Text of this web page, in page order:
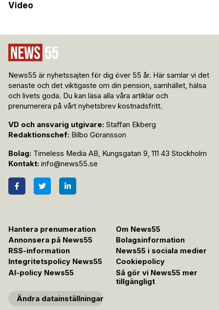
Video
News55 är nyhetssajten för dig över 55 år. Här samlar vi det
senaste och det viktigaste om din pension, samhället, hälsa
och livets goda. Du kan läsa alla våra artiklar och
prenumerera på vårt nyhetsbrev kostnadsfritt.
VD och ansvarig utgivare: Staffan Ekberg
Redaktionschef: Bilbo Göransson
Bolag: Timeless Media AB, Kungsgatan 9, 111 43 Stockholm
Kontakt: info@news55.se
Hantera prenumeration
Om News55
Annonsera på News55
Bolagsinformation
RSS-information
News55 i sociala medier
Integritetspolicy News55
Cookiepolicy
AI-policy News55
Så gör vi News55 mer
tillgängligt
Ändra datainställningar